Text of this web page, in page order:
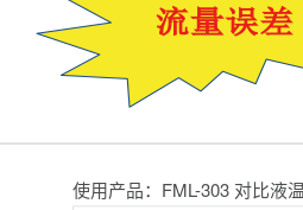
使用产品：FML-303 对比液